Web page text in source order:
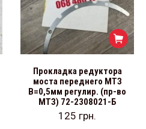
Прокладка редуктора
моста переднего МТЗ
В=0,5мм регулир. (пр-во
МТЗ) 72-2308021-Б
125 грн.